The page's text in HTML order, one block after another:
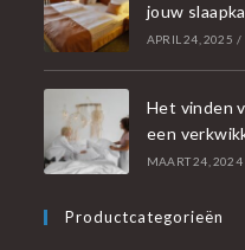
jouw
APRIL 24, 2025 /
Het vinden
een
MAART 24, 2024
Productcategorieën